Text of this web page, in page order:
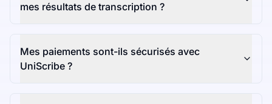
mes résultats de transcription ?
Mes paiements sont-ils sécurisés avec
UniScribe ?